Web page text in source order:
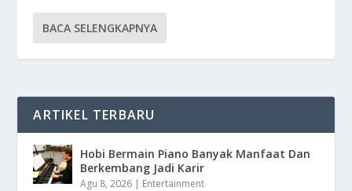
BACA SELENGKAPNYA
ARTIKEL TERBARU
Hobi Bermain Piano Banyak Manfaat Dan
Berkembang Jadi Karir
Agu 8, 2026 | Entertainment